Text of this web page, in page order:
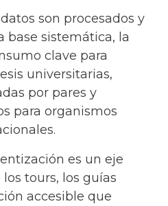
son procesados y
base sistemática, la
clave para
universitarias,
por pares y
para organismos
es un eje
tours, los guías
accesible que